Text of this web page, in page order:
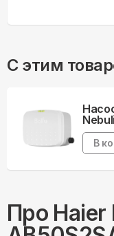
С этим
В
Про Haier